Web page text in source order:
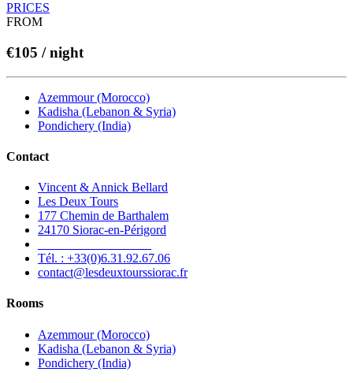
PRICES
FROM
€105 / night
Azemmour (Morocco)
Kadisha (Lebanon & Syria)
Pondichery (India)
Contact
Vincent & Annick Bellard
Les Deux Tours
177 Chemin de Barthalem
24170 Siorac-en-Périgord
Tél. : +33(0)6.31.92.67.06
contact@lesdeuxtourssiorac.fr
Rooms
Azemmour (Morocco)
Kadisha (Lebanon & Syria)
Pondichery (India)